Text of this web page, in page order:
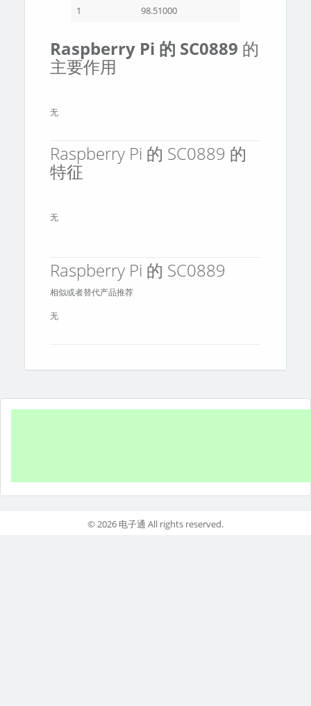
1
98.51000
Raspberry Pi 的 SC0889 的
主要作用
无
Raspberry Pi 的 SC0889 的
特征
无
Raspberry Pi 的 SC0889
相似或者替代产品推荐
无
© 2026 电子通 All rights reserved.